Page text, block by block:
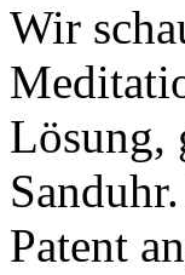
Wir
Lösung,
Patent